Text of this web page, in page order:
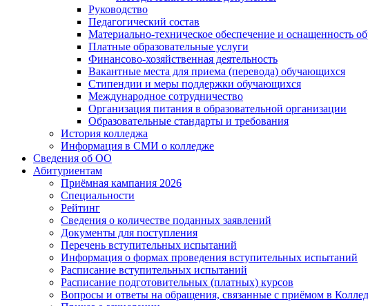
Руководство
Педагогический состав
Материально-техническое обеспечение и оснащенность
Платные образовательные услуги
Финансово-хозяйственная деятельность
Вакантные места для приема (перевода) обучающихся
Стипендии и меры поддержки обучающихся
Международное сотрудничество
Организация питания в образовательной организации
Образовательные стандарты и требования
История колледжа
Информация в СМИ о колледже
Сведения об ОО
Абитуриентам
Приёмная кампания 2026
Специальности
Рейтинг
Сведения о количестве поданных заявлений
Документы для поступления
Перечень вступительных испытаний
Информация о формах проведения вступительных испытаний
Расписание вступительных испытаний
Расписание подготовительных (платных) курсов
Вопросы и ответы на обращения, связанные с приёмом в